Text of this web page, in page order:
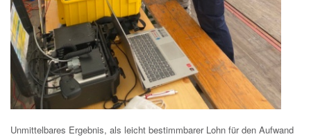
Unmittelbares Ergebnis, als leicht bestimmbarer Lohn für den Aufwand